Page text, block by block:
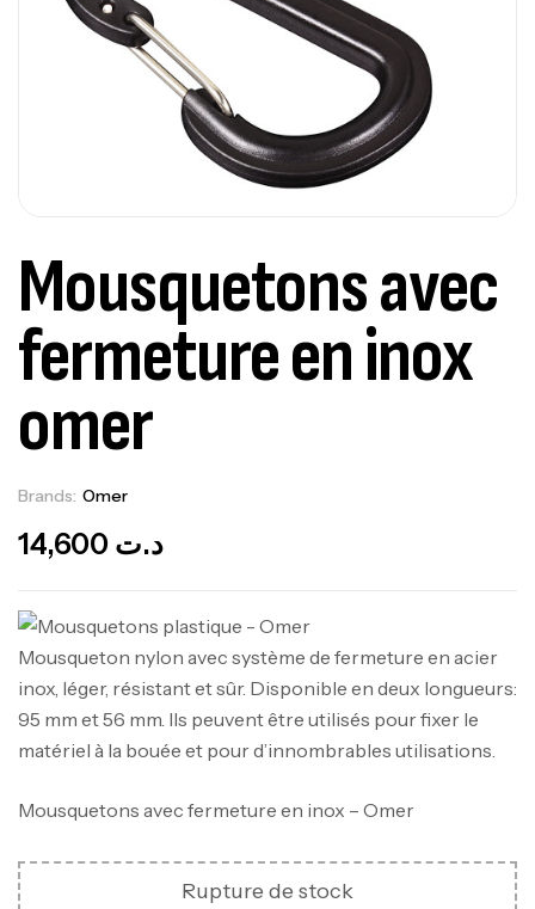
Mousquetons avec
fermeture en inox
omer
Brands: Omer
د.ت
Mousqueton nylon avec système de fermeture en acier
inox, léger, résistant et sûr. Disponible en deux longueurs:
95 mm et 56 mm. Ils peuvent être utilisés pour fixer le
matériel à la bouée et pour d’innombrables utilisations.
Mousquetons avec fermeture en inox – Omer
Rupture de stock